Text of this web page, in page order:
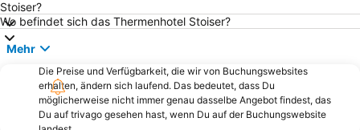
Stoiser?
Wo befindet sich das Thermenhotel Stoiser?
Mehr
Die Preise und Verfügbarkeit, die wir von Buchungswebsites
erhalten, ändern sich laufend. Das bedeutet, dass Du
möglicherweise nicht immer genau dasselbe Angebot findest, das
Du auf trivago gesehen hast, wenn Du auf der Buchungswebsite